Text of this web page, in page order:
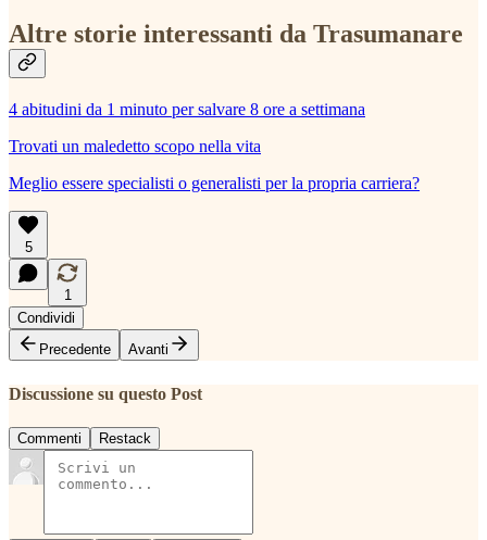
Altre storie interessanti da Trasumanare
4 abitudini da 1 minuto per salvare 8 ore a settimana
Trovati un maledetto scopo nella vita
Meglio essere specialisti o generalisti per la propria carriera?
5
1
Condividi
Precedente
Avanti
Discussione su questo Post
Commenti Restack